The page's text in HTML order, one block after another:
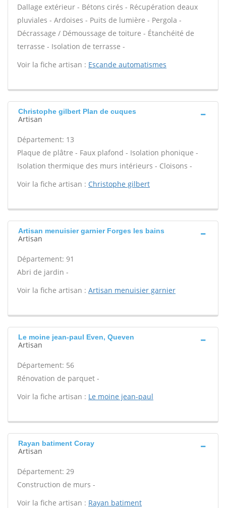
Dallage extérieur - Bétons cirés - Récupération deaux
pluviales - Ardoises - Puits de lumière - Pergola -
Décrassage / Démoussage de toiture - Étanchéité de
terrasse - Isolation de terrasse -
Voir la fiche artisan : Escande automatismes
Christophe gilbert Plan de cuques
Artisan
Département: 13
Plaque de plâtre - Faux plafond - Isolation phonique -
Isolation thermique des murs intérieurs - Cloisons -
Voir la fiche artisan : Christophe gilbert
Artisan menuisier garnier Forges les bains
Artisan
Département: 91
Abri de jardin -
Voir la fiche artisan : Artisan menuisier garnier
Le moine jean-paul Even, Queven
Artisan
Département: 56
Rénovation de parquet -
Voir la fiche artisan : Le moine jean-paul
Rayan batiment Coray
Artisan
Département: 29
Construction de murs -
Voir la fiche artisan : Rayan batiment